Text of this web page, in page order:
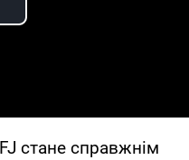
Video
стане справжнім